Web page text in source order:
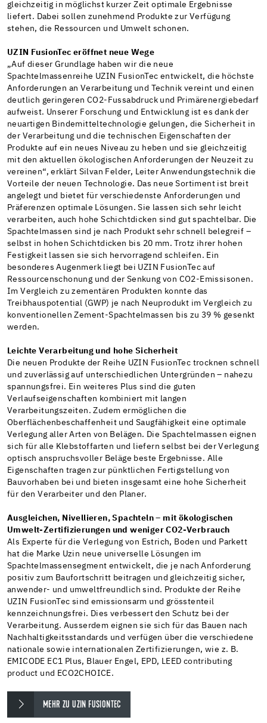
gleichzeitig in möglichst kurzer Zeit optimale Ergebnisse
liefert. Dabei sollen zunehmend Produkte zur Verfügung
stehen, die Ressourcen und Umwelt schonen.
UZIN FusionTec eröffnet neue Wege
„Auf dieser Grundlage haben wir die neue
Spachtelmassenreihe UZIN FusionTec entwickelt, die höchste
Anforderungen an Verarbeitung und Technik vereint und einen
deutlich geringeren CO2-Fussabdruck und Primärenergiebedarf
aufweist. Unserer Forschung und Entwicklung ist es dank der
neuartigen Bindemitteltechnologie gelungen, die Sicherheit in
der Verarbeitung und die technischen Eigenschaften der
Produkte auf ein neues Niveau zu heben und sie gleichzeitig
mit den aktuellen ökologischen Anforderungen der Neuzeit zu
vereinen“, erklärt Silvan Felder, Leiter Anwendungstechnik die
Vorteile der neuen Technologie. Das neue Sortiment ist breit
angelegt und bietet für verschiedenste Anforderungen und
Präferenzen optimale Lösungen. Sie lassen sich sehr leicht
verarbeiten, auch hohe Schichtdicken sind gut spachtelbar. Die
Spachtelmassen sind je nach Produkt sehr schnell belegreif –
selbst in hohen Schichtdicken bis 20 mm. Trotz ihrer hohen
Festigkeit lassen sie sich hervorragend schleifen. Ein
besonderes Augenmerk liegt bei UZIN FusionTec auf
Ressourcenschonung und der Senkung von CO2-Emissisonen.
Im Vergleich zu zementären Produkten konnte das
Treibhauspotential (GWP) je nach Neuprodukt im Vergleich zu
konventionellen Zement-Spachtelmassen bis zu 39 % gesenkt
werden.
Leichte Verarbeitung und hohe Sicherheit
Die neuen Produkte der Reihe UZIN FusionTec trocknen schnell
und zuverlässig auf unterschiedlichen Untergründen – nahezu
spannungsfrei. Ein weiteres Plus sind die guten
Verlaufseigenschaften kombiniert mit langen
Verarbeitungszeiten. Zudem ermöglichen die
Oberflächenbeschaffenheit und Saugfähigkeit eine optimale
Verlegung aller Arten von Belägen. Die Spachtelmassen eignen
sich für alle Klebstoffarten und liefern selbst bei der Verlegung
optisch anspruchsvoller Beläge beste Ergebnisse. Alle
Eigenschaften tragen zur pünktlichen Fertigstellung von
Bauvorhaben bei und bieten insgesamt eine hohe Sicherheit
für den Verarbeiter und den Planer.
Ausgleichen, Nivellieren, Spachteln – mit ökologischen
Umwelt-Zertifizierungen und weniger CO2-Verbrauch
Als Experte für die Verlegung von Estrich, Boden und Parkett
hat die Marke Uzin neue universelle Lösungen im
Spachtelmassensegment entwickelt, die je nach Anforderung
positiv zum Baufortschritt beitragen und gleichzeitig sicher,
anwender- und umweltfreundlich sind. Produkte der Reihe
UZIN FusionTec sind emissionsarm und grösstenteil
kennzeichnungsfrei. Dies verbessert den Schutz bei der
Verarbeitung. Ausserdem eignen sie sich für das Bauen nach
Nachhaltigkeitsstandards und verfügen über die verschiedene
nationale sowie internationalen Zertifizierungen, wie z. B.
EMICODE EC1 Plus, Blauer Engel, EPD, LEED contributing
product und ECO2CHOICE.
MEHR ZU UZIN FUSIONTEC